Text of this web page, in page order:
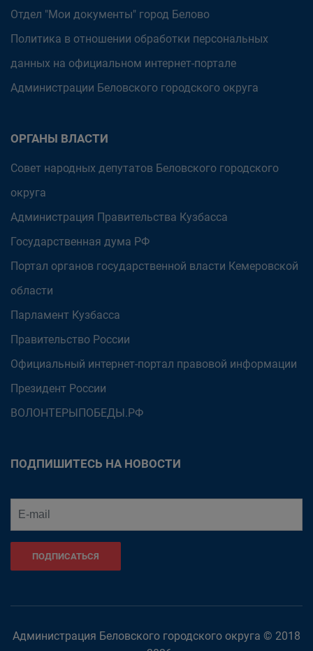
Отдел "Мои документы" город Белово
Политика в отношении обработки персональных
данных на официальном интернет-портале
Администрации Беловского городского округа
ОРГАНЫ ВЛАСТИ
Совет народных депутатов Беловского городского
округа
Администрация Правительства Кузбасса
Государственная дума РФ
Портал органов государственной власти Кемеровской
области
Парламент Кузбасса
Правительство России
Официальный интернет-портал правовой информации
Президент России
ВОЛОНТЕРЫПОБЕДЫ.РФ
ПОДПИШИТЕСЬ НА НОВОСТИ
ПОДПИСАТЬСЯ
Администрация Беловского городского округа © 2018